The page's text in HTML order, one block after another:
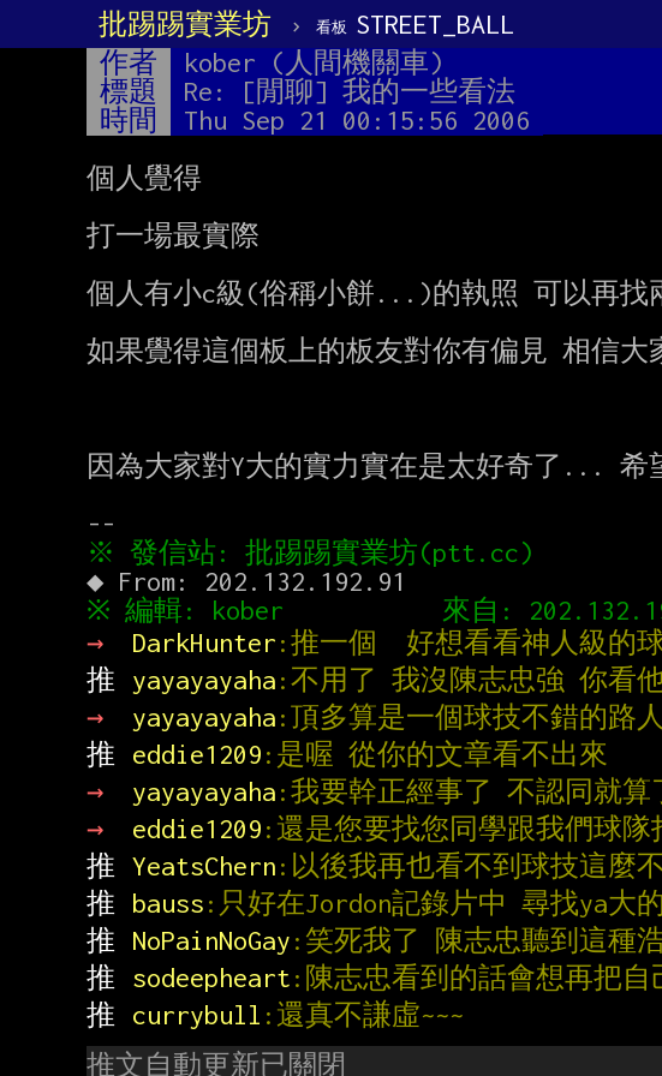
批踢踢實業坊 › 看板 STREET_BALL
作者 kober (人間機關車)
標題
Re: [閒聊] 我的一些看法
時間
Thu Sep 21 00:15:56 2006
個人覺得
打一場最實際
個人有小c級(俗稱小餅...)的執照 可以再找
如果覺得這個板上的板友對你有偏見 相信大
因為大家對Y大的實力實在是太好奇了... 希
→
DarkHunter:推一個  好想看看神人級的
推
yayayayaha:不用了 我沒陳志忠強 你看
→
yayayayaha:頂多算是一個球技不錯的路
推
eddie1209:是喔 從你的文章看不出來
→
yayayayaha:我要幹正經事了 不認同就算
→
eddie1209:還是您要找您同學跟我們球隊
推 YeatsChern:以後我再也看不到球技這麼
推
bauss:只好在Jordon記錄片中 尋找ya大
推
NoPainNoGay:笑死我了 陳志忠聽到這種
推
sodeepheart:陳志忠看到的話會想再把自
推
currybull :還真不謙虛~~~
推文自動更新已關閉